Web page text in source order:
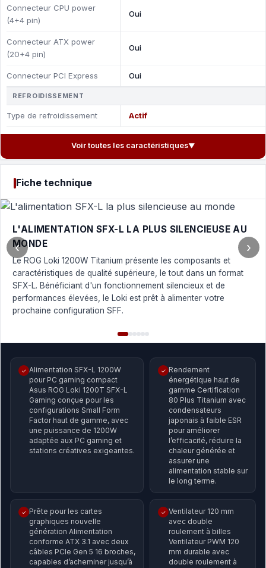
Connecteur CPU power
(4+4 pin)
Oui
Connecteur ATX power
(20+4 pin)
Oui
Connecteur PCI Express Oui
REFROIDISSEMENT
Type de refroidissement Actif
Voir toutes les caractéristiques▼
Fiche technique
L'ALIMENTATION SFX-L LA PLUS SILENCIEUSE AU
MONDE
Le ROG Loki 1200W Titanium présente les composants et
caractéristiques de qualité supérieure, le tout dans un format
SFX-L. Bénéficiant d'un fonctionnement silencieux et de
performances élevées, le Loki est prêt à alimenter votre
prochaine configuration SFF.
‹ ›
✓ Alimentation SFX-L 1200W
pour PC gaming compact
Asus ROG Loki 1200T SFX-L
Gaming conçue pour les
configurations Small Form
Factor haut de gamme, avec
une puissance de 1200W
adaptée aux PC gaming et
stations créatives exigeantes.
✓ Rendement
énergétique haut de
gamme Certification
80 Plus Titanium avec
condensateurs
japonais à faible ESR
pour améliorer
l’efficacité, réduire la
chaleur générée et
assurer une
alimentation stable sur
le long terme.
✓ Prête pour les cartes
graphiques nouvelle
génération Alimentation
conforme ATX 3.1 avec deux
câbles PCIe Gen 5 16 broches,
capables d’acheminer jusqu’à
✓ Ventilateur 120 mm
avec double
roulement à billes
Ventilateur PWM 120
mm durable avec
double roulement à